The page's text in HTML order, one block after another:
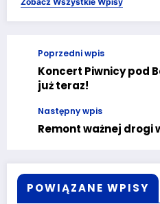
Poprzedni wpis
Koncert Piwnicy pod
już teraz!
Następny wpis
Remont ważnej drogi
POWIĄZANE WPISY